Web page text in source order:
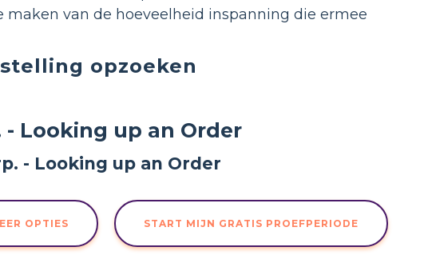
van de hoeveelheid inspanning die ermee
opzoeken
- Looking up an Order
OPTIES START MIJN GRATIS PROEFPERIODE